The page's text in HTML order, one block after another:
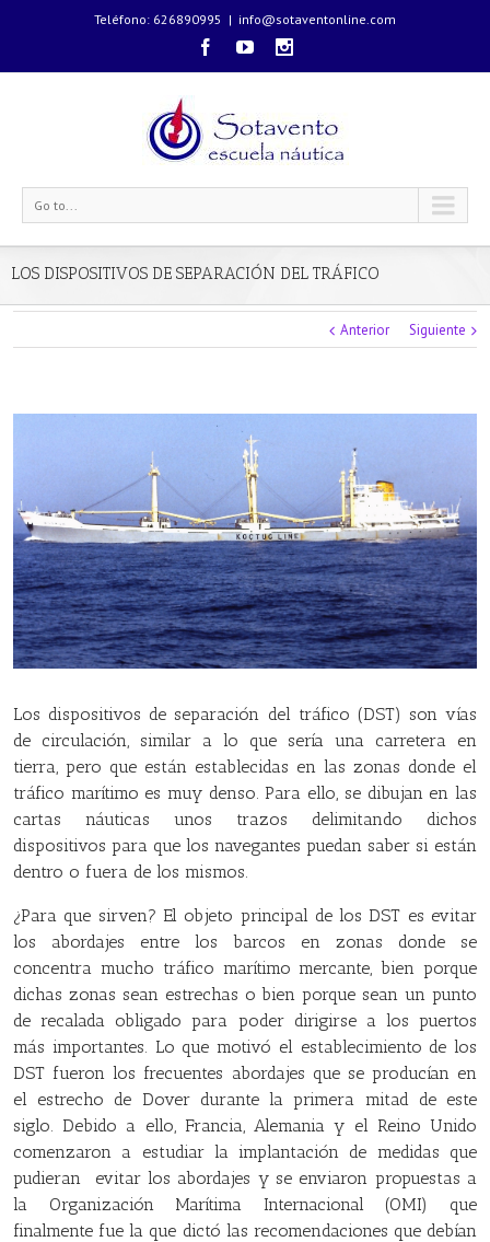
Teléfono: 626890995 | info@sotaventonline.com
Go to...
LOS DISPOSITIVOS DE SEPARACIÓN DEL TRÁFICO
Anterior Siguiente
Los dispositivos de separación del tráfico (DST) son vías
de circulación, similar a lo que sería una carretera en
tierra, pero que están establecidas en las zonas donde el
tráfico marítimo es muy denso. Para ello, se dibujan en las
cartas náuticas unos trazos delimitando dichos
dispositivos para que los navegantes puedan saber si están
dentro o fuera de los mismos.
¿Para que sirven? El objeto principal de los DST es evitar
los abordajes entre los barcos en zonas donde se
concentra mucho tráfico marítimo mercante, bien porque
dichas zonas sean estrechas o bien porque sean un punto
de recalada obligado para poder dirigirse a los puertos
más importantes. Lo que motivó el establecimiento de los
DST fueron los frecuentes abordajes que se producían en
el estrecho de Dover durante la primera mitad de este
siglo. Debido a ello, Francia, Alemania y el Reino Unido
comenzaron a estudiar la implantación de medidas que
pudieran evitar los abordajes y se enviaron propuestas a
la Organización Marítima Internacional (OMI) que
finalmente fue la que dictó las recomendaciones que debían